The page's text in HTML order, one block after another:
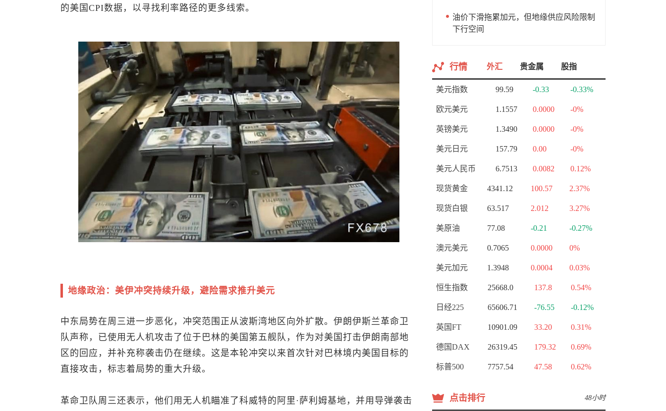
的美国CPI数据，以寻找利率路径的更多线索。
地缘政治：美伊冲突持续升级，避险需求推升美元
中东局势在周三进一步恶化，冲突范围正从波斯湾地区向外扩散。伊朗伊斯兰革命卫
队声称，已使用无人机攻击了位于巴林的美国第五舰队，作为对美国打击伊朗南部地
区的回应，并补充称袭击仍在继续。这是本轮冲突以来首次针对巴林境内美国目标的
直接攻击，标志着局势的重大升级。
革命卫队周三还表示，他们用无人机瞄准了科威特的阿里·萨利姆基地，并用导弹袭击
油价下滑拖累加元，但地缘供应风险限制
下行空间
行情 外汇 贵金属 股指
美元指数 99.59 -0.33 -0.33%
欧元美元 1.1557 0.0000 -0%
英镑美元 1.3490 0.0000 -0%
美元日元 157.79 0.00 -0%
美元人民币 6.7513 0.0082 0.12%
现货黄金 4341.12 100.57 2.37%
现货白银 63.517 2.012 3.27%
美原油 77.08 -0.21 -0.27%
澳元美元 0.7065 0.0000 0%
美元加元 1.3948 0.0004 0.03%
恒生指数 25668.0 137.8 0.54%
日经225 65606.71 -76.55 -0.12%
英国FT 10901.09 33.20 0.31%
德国DAX 26319.45 179.32 0.69%
标普500 7757.54 47.58 0.62%
点击排行 48小时